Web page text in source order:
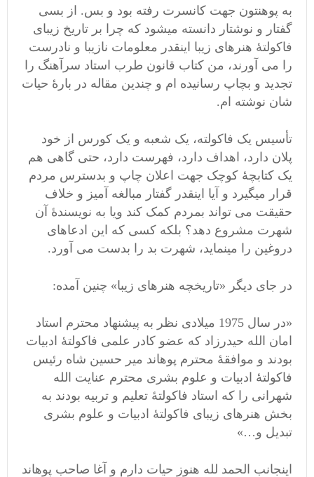
به پوهنتون جهت کانسرت رفته بود و بس. از بسی
گفتار و نوشتار دانسته میشود که چرا بر تاریخ زیبای
فاکولتۀ هنرهای زیبا اینقدر معلومات نازیبا و نادرست
را می آورند، من کتاب قانون طرب استاد سرآهنگ را
تجدید و بچاپ رسانیده ام و چندین مقاله در بارۀ حیات
شان نوشته ام.
تأسیس یک فاکولته، یک شعبه و یک کورس از خود
پلان دارد، اهداف دارد، فهرست دارد، حتی گاهی هم
یک کتابچۀ کوچک جهت اعلان چاپ و بدسترس مردم
قرار میگیرد و آیا اینقدر گفتار مبالغه آمیز و خلاف
حقیقت می تواند بمردم کمک کند ویا به نویسندۀ آن
شهرت مشروع دهد؟ بلکه کسی که این ادعاهای
دروغین را مینماید، شهرت بد را بدست می آورد.
در جای دیگر «تاریخچه هنرهای زیبا» چنین آمده:
«در سال 1975 میلادی نظر به پیشنهاد محترم استاد
امان الله حیدرزاد که عضو کادر علمی فاکولتۀ ادبیات
بودند و موافقۀ محترم پوهاند میر حسین شاه رئیس
فاکولتۀ ادبیات و علوم بشری محترم عنایت الله
شهرانی را که استاد فاکولتۀ تعلیم و تربیه بودند به
بخش هنرهای زیبای فاکولتۀ ادبیات و علوم بشری
تبدیل و…»
اینجانب الحمد لله هنوز حیات دارم و آغا صاحب پوهاند